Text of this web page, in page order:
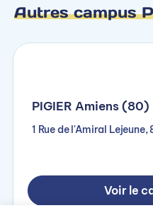
Autres campus
PIGIER Amiens (80)
1 Rue de l'Amiral
Voir le